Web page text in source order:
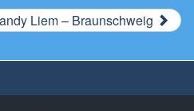
Liem – Braunschweig